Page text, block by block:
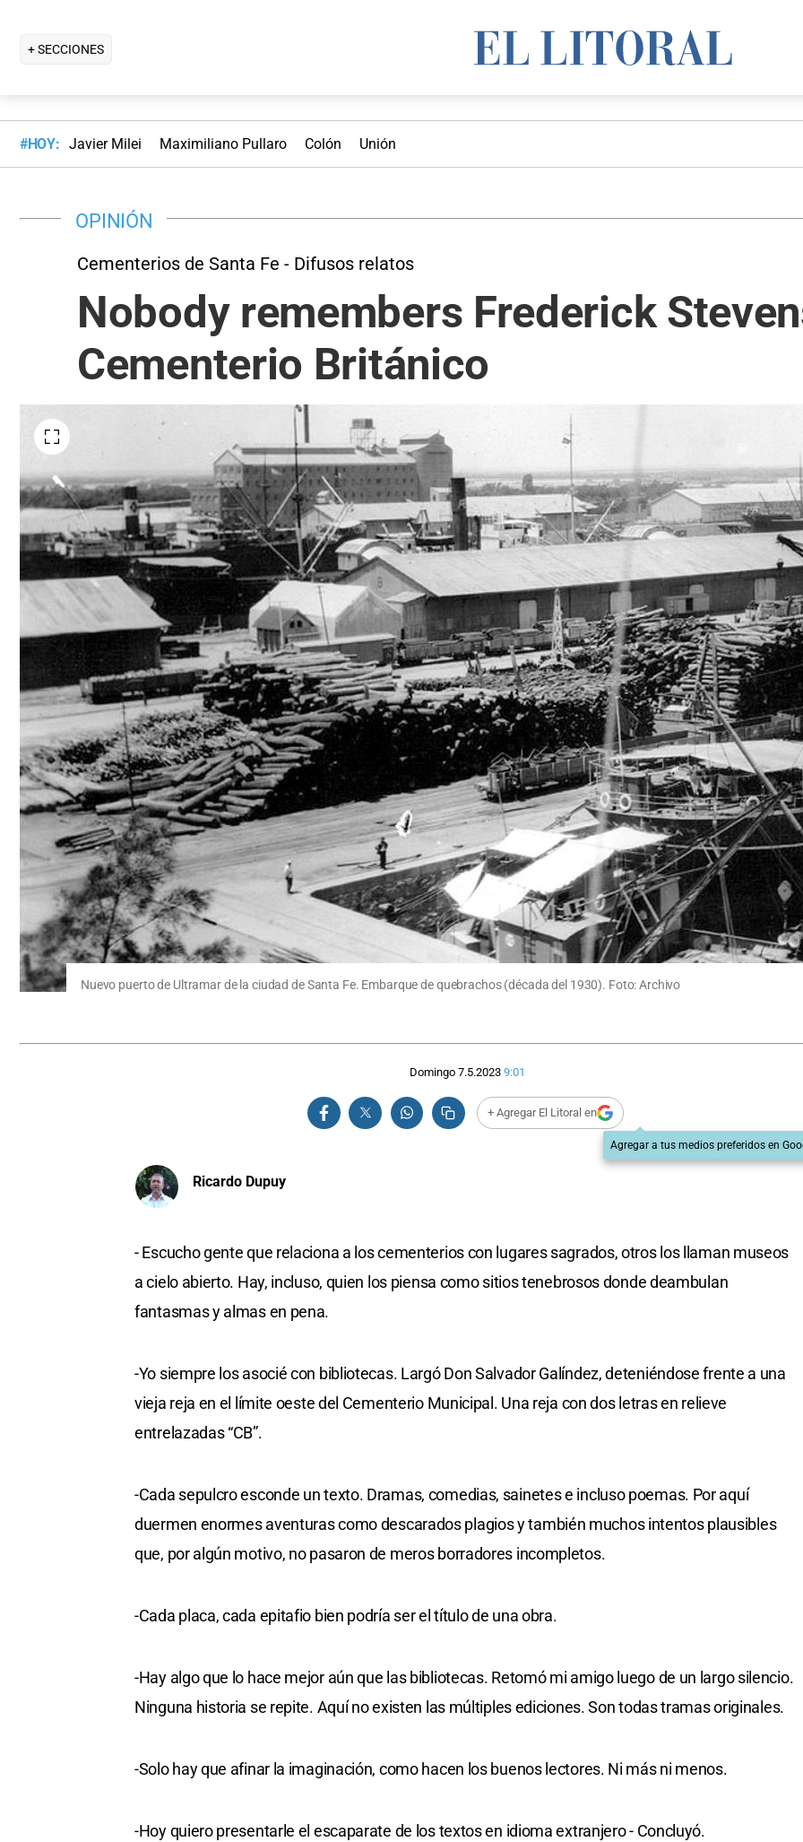
+ SECCIONES
#HOY: Javier Milei Maximiliano Pullaro Colón Unión
OPINIÓN
Cementerios de Santa Fe - Difusos relatos
Nobody remembers Frederick
Cementerio Británico
Nuevo puerto de Ultramar de la ciudad de Santa Fe. Embarque de quebrachos (década del 1930). Foto: Archivo
Domingo 7.5.2023 9:01
+ Agregar El Litoral en
Agregar a tus medios preferidos en
Ricardo Dupuy
- Escucho gente que relaciona a los cementerios con lugares sagrados, otros los llaman museos
a cielo abierto. Hay, incluso, quien los piensa como sitios tenebrosos donde deambulan
fantasmas y almas en pena.
-Yo siempre los asocié con bibliotecas. Largó Don Salvador Galíndez, deteniéndose frente a una
vieja reja en el límite oeste del Cementerio Municipal. Una reja con dos letras en relieve
entrelazadas “CB”.
-Cada sepulcro esconde un texto. Dramas, comedias, sainetes e incluso poemas. Por aquí
duermen enormes aventuras como descarados plagios y también muchos intentos plausibles
que, por algún motivo, no pasaron de meros borradores incompletos.
-Cada placa, cada epitafio bien podría ser el título de una obra.
-Hay algo que lo hace mejor aún que las bibliotecas. Retomó mi amigo luego de un largo silencio.
Ninguna historia se repite. Aquí no existen las múltiples ediciones. Son todas tramas originales.
-Solo hay que afinar la imaginación, como hacen los buenos lectores. Ni más ni menos.
-Hoy quiero presentarle el escaparate de los textos en idioma extranjero - Concluyó.